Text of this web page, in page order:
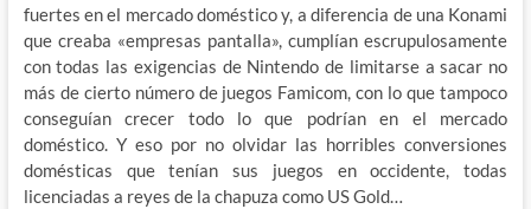
fuertes en el mercado doméstico y, a diferencia de una Konami
que creaba «empresas pantalla», cumplían escrupulosamente
con todas las exigencias de Nintendo de limitarse a sacar no
más de cierto número de juegos Famicom, con lo que tampoco
conseguían crecer todo lo que podrían en el mercado
doméstico. Y eso por no olvidar las horribles conversiones
domésticas que tenían sus juegos en occidente, todas
licenciadas a reyes de la chapuza como US Gold…